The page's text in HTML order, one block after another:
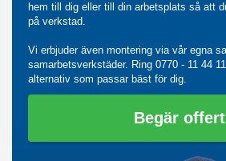
hem till dig eller till din arbetsplats så att
på verkstad.
Vi erbjuder även montering via vår egna
samarbetsverkstäder. Ring 0770 - 11 44 11
alternativ som passar bäst för dig.
Begär offert